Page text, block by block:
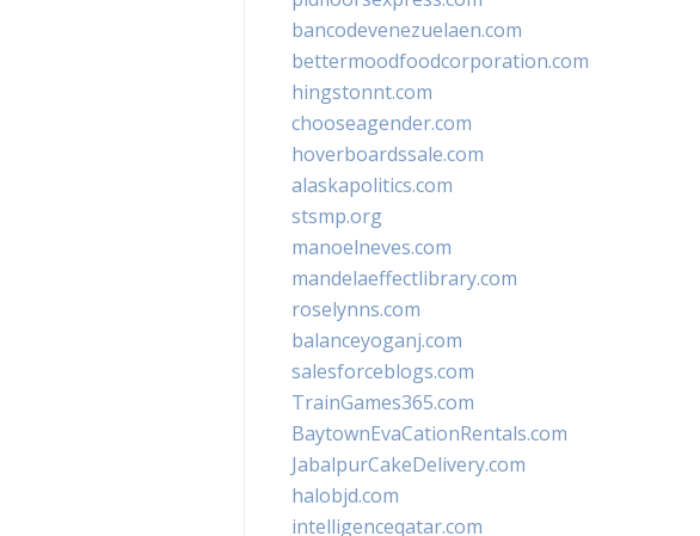
bancodevenezuelaen.com
bettermoodfoodcorporation.com
hingstonnt.com
chooseagender.com
hoverboardssale.com
alaskapolitics.com
stsmp.org
manoelneves.com
mandelaeffectlibrary.com
roselynns.com
balanceyoganj.com
salesforceblogs.com
TrainGames365.com
BaytownEvaCationRentals.com
JabalpurCakeDelivery.com
halobjd.com
intelligenceqatar.com